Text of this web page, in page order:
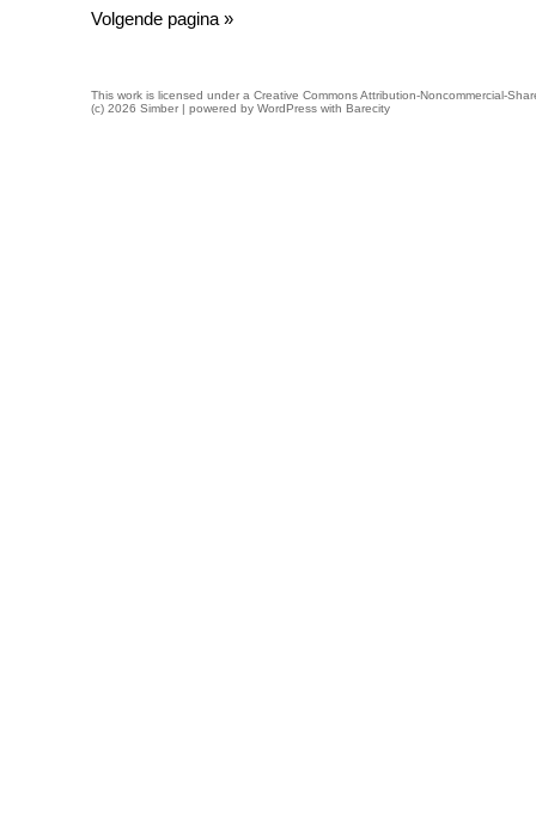
Volgende pagina »
This work is licensed under a Creative Commons Attribution-Noncommercial-
(c) 2026 Simber | powered by WordPress with Barecity